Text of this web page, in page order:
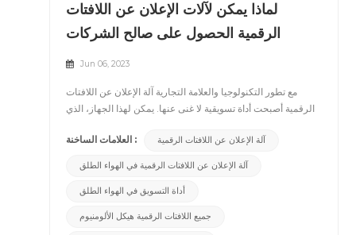
لماذا يمكن لآلات الإعلان عن اللافتات
الرقمية الحصول على صالح الشركات
Jun 06, 2023
مع تطور التكنولوجيا والعلامة التجارية آلة الإعلان عن اللافتات
الرقمية أصبحت أداة تسويقية لا غنى عنها. يمكن لهذا الجهاز، الذي
الشركات على التواصل بشكل أفضل مع العملاء، وتعزيز الوعي
بالعلامة التجارية، وتعزيز مبيعات المنتجات.&nbsp;&nbsp;بادئ
جيدة وقدرات عرض الإعلانات. يمكن لآلات الإعلان عن اللافتات
الرقمية تقديم محتوى إعلاني من خلال شاشات عالية الوضوح وصور
حية ومقاطع فيديو ديناميكية، مما يجعل الإعلان أكثر حيوية وبديهية
العلامات الساخنة : آلة الإعلان عن اللافتات الرقمية
آلة الإعلان عن اللافتات الرقمية في الهواء الطلق
أداة التسويق في الهواء الطلق
جميع اللافتات الرقمية هيكل الألومنيوم